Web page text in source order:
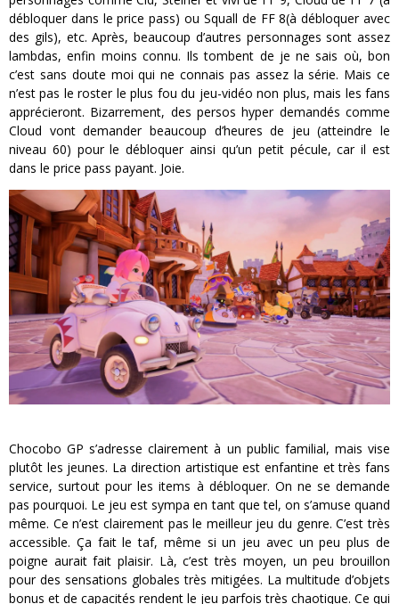
débloquer dans le price pass) ou Squall de FF 8(à débloquer avec
des gils), etc. Après, beaucoup d’autres personnages sont assez
lambdas, enfin moins connu. Ils tombent de je ne sais où, bon
c’est sans doute moi qui ne connais pas assez la série. Mais ce
n’est pas le roster le plus fou du jeu-vidéo non plus, mais les fans
apprécieront. Bizarrement, des persos hyper demandés comme
Cloud vont demander beaucoup d’heures de jeu (atteindre le
niveau 60) pour le débloquer ainsi qu’un petit pécule, car il est
dans le price pass payant. Joie.
Chocobo GP s’adresse clairement à un public familial, mais vise
plutôt les jeunes. La direction artistique est enfantine et très fans
service, surtout pour les items à débloquer. On ne se demande
pas pourquoi. Le jeu est sympa en tant que tel, on s’amuse quand
même. Ce n’est clairement pas le meilleur jeu du genre. C’est très
accessible. Ça fait le taf, même si un jeu avec un peu plus de
poigne aurait fait plaisir. Là, c’est très moyen, un peu brouillon
pour des sensations globales très mitigées. La multitude d’objets
bonus et de capacités rendent le jeu parfois très chaotique. Ce qui